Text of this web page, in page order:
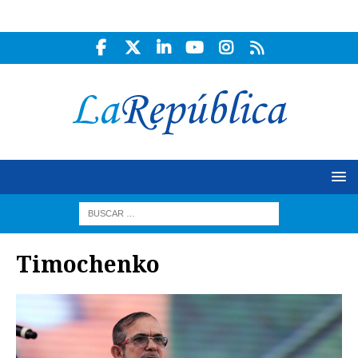
Timochenko